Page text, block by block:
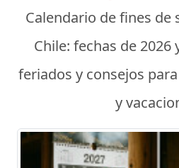
Calendario de fines de
Chile: fechas de 2026
feriados y consejos
y